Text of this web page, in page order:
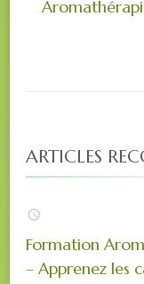
ARTICLES
Formation
– Apprenez les